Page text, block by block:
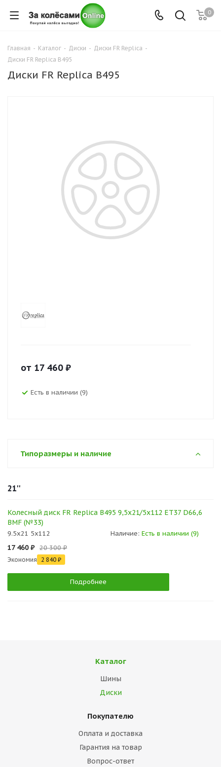
0
Главная - Каталог - Диски - Диски FR Replica -
Диски FR Replica B495
Диски FR Replica B495
от 17 460 ₽
Есть в наличии (9)
Типоразмеры и наличие
21''
Колесный диск FR Replica B495 9,5x21/5x112 ET37 D66,6
BMF (№33)
9.5x21 5x112 Наличие: Есть в наличии (9)
17 460 ₽ 20 300 ₽
Экономия 2 840 ₽
Подробнее
Каталог
Шины
Диски
Покупателю
Оплата и доставка
Гарантия на товар
Вопрос-ответ